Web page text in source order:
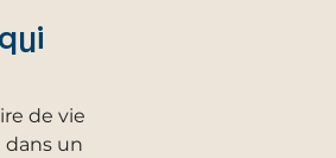
de vie
dans un